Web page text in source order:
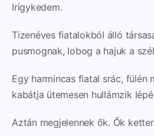
Irigykedem.
Tizenéves fiatalokból álló
pusmognak, lobog a hajuk a
Egy harmincas fiatal srác, fülén
kabátja ütemesen hullámzik
Aztán megjelennek ők. Ők